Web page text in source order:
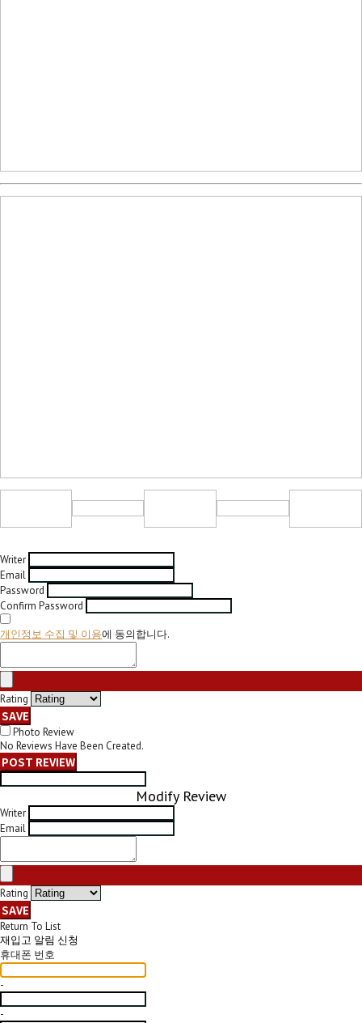
Writer
Email
Password
Confirm Password
개인정보 수집 및 이용에 동의합니다.
Rating
SAVE
Photo Review
No Reviews Have Been Created.
POST REVIEW
Modify Review
Writer
Email
Rating
SAVE
Return To List
재입고 알림 신청
휴대폰 번호
-
-